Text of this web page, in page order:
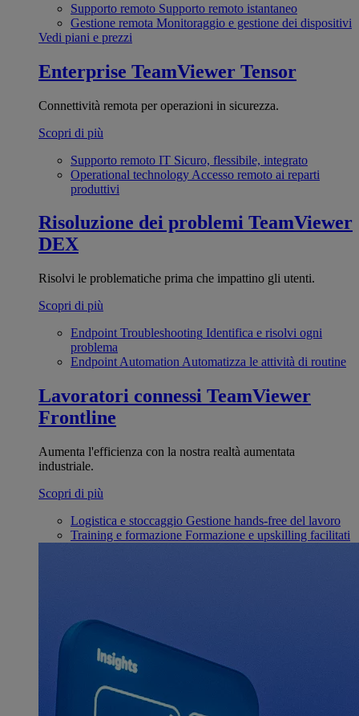
Supporto remoto Supporto remoto istantaneo
Gestione remota Monitoraggio e gestione dei dispositivi
Vedi piani e prezzi
Enterprise TeamViewer Tensor
Connettività remota per operazioni in sicurezza.
Scopri di più
Supporto remoto IT Sicuro, flessibile, integrato
Operational technology Accesso remoto ai reparti
produttivi
Risoluzione dei problemi TeamViewer
DEX
Risolvi le problematiche prima che impattino gli utenti.
Scopri di più
Endpoint Troubleshooting Identifica e risolvi ogni
problema
Endpoint Automation Automatizza le attività di routine
Lavoratori connessi TeamViewer
Frontline
Aumenta l'efficienza con la nostra realtà aumentata
industriale.
Scopri di più
Logistica e stoccaggio Gestione hands-free del lavoro
Training e formazione Formazione e upskilling facilitati